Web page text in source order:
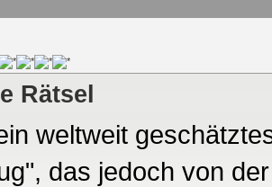
Rätsel
weltweit
das jedoch von